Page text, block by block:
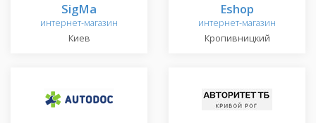
SigMa
интернет-магазин
Киев
Eshop
интернет-магазин
Кропивницкий